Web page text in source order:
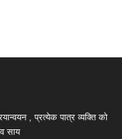
, प्रत्येक पात्र व्यक्ति को
साय